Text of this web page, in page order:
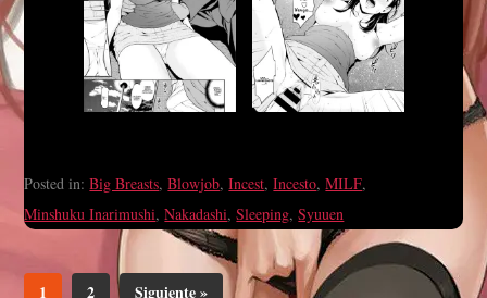
Posted in:Big Breasts,Blowjob,Incest,Incesto,MILF,
Minshuku Inarimushi,Nakadashi,Sleeping,Syuuen
1 2 Siguiente »